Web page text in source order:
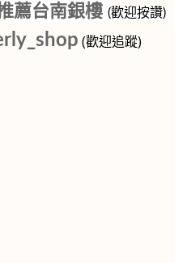
薦台南銀樓 (歡迎按讚)
(歡迎追蹤)